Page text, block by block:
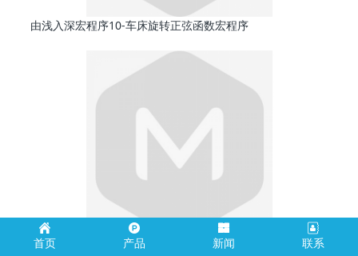
由浅入深宏程序10-车床旋转正弦函数宏程序
由浅入深宏程序9-车床旋转椭圆宏程序的编制
首页 产品 新闻 联系